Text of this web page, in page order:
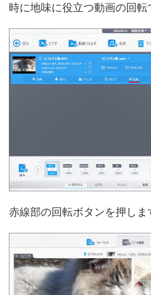
時に地味に役立つ動画の回転
赤線部の回転ボタンを押しま